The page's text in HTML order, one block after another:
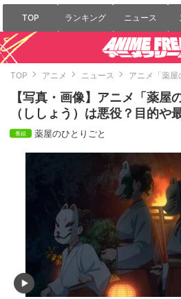
TOP ランキング ニュース
TOP アニメ ニュース アニメ「薬
【写真・画像】アニメ「薬屋
（ししょう）は悪役？目的や
薬屋のひとりごと